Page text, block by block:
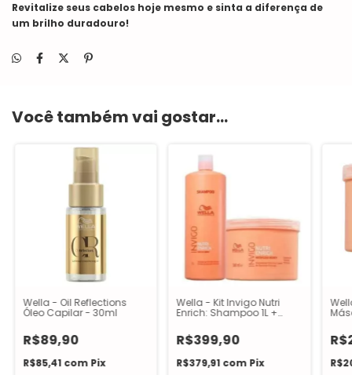
Revitalize seus cabelos hoje mesmo e sinta a diferença de
um brilho duradouro!
Você também vai gostar...
Wella - Oil Reflections
Óleo Capilar - 30ml
R$89,90
R$85,41 com Pix
Wella - Kit Invigo Nutri
Enrich: Shampoo 1L +
R$399,90
R$379,91 com Pix